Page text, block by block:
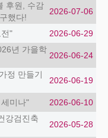
후원, 수감
했다!
2026-07-06
" 2026-06-29
년 가을학
2026-06-24
정 만들기
2026-06-19
미나" 2026-06-10
강검진축
2026-05-28